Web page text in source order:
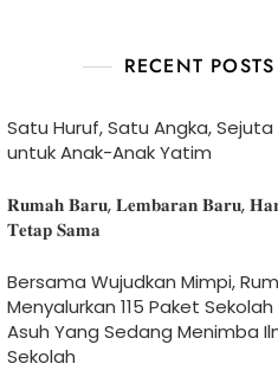
RECENT POSTS
Satu Huruf, Satu Angka,
untuk Anak-Anak Yatim
𝐑𝐮𝐦𝐚𝐡 𝐁𝐚𝐫𝐮, 𝐋𝐞𝐦𝐛𝐚𝐫𝐚𝐧 𝐁𝐚𝐫𝐮,
𝐓𝐞𝐭𝐚𝐩 𝐒𝐚𝐦𝐚
Bersama Wujudkan Mimpi,
Menyalurkan 115 Paket
Asuh Yang Sedang Menimba
Sekolah